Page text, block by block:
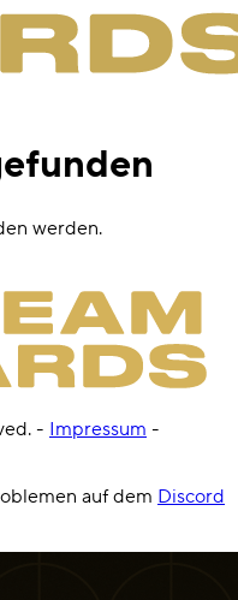
werden.
- Impressum -
auf dem Discord